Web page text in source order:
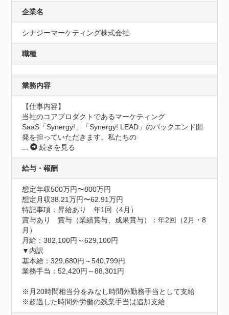
企業名
シナジーマーケティング株式会社
職種
業務内容
【仕事内容】
当社のコアプロダクトであるマーケティング
SaaS「Synergy!」「Synergy! LEAD」のバックエンド開
発を担っていただきます。私たちの
...
続きを見る
給与・報酬
想定年収500万円〜800万円
想定月収38.21万円〜62.91万円
特記事項：昇給あり　年1回（4月）
賞与あり　賞与（業績賞与、成果賞与）：年2回（2月・8
月）
月給：382,100円～629,100円
▼内訳
基本給：329,680円～540,799円
業務手当：52,420円～88,301円
※月20時間相当分をみなし時間外勤務手当として支給
※超過した時間外労働の残業手当は追加支給